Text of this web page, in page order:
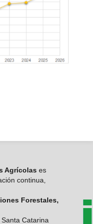
Agrícolas es
continua,
Forestales,
Catarina